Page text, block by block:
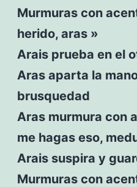
Murmuras con
herido, aras »
Arais prueba en el
Aras aparta la
brusquedad
Aras murmura con
me hagas eso,
Arais suspira y
Murmuras con